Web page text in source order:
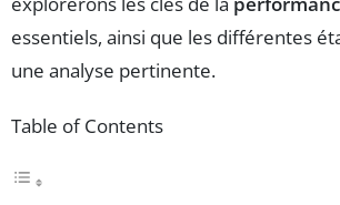
essentiels, ainsi que les différentes
une analyse pertinente.
Table of Contents